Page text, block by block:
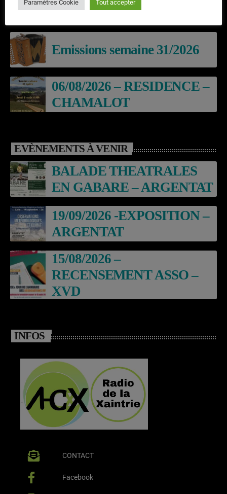
Laroq’En Fête
Emissions semaine 31/2026
06/08/2026 – RESIDENCE –
CHAMALOT
EVÈNEMENTS À VENIR
BALADE THEATRALES
EN GABARE – ARGENTAT
19/09/2026 -EXPOSITION –
ARGENTAT
15/08/2026 –
RECENSEMENT ASSO –
XVD
INFOS
CONTACT
Facebook
Paramètres Cookie Tout accepter